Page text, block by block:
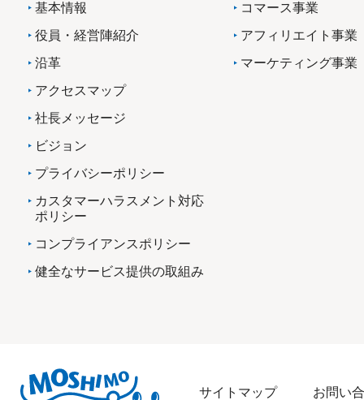
基本情報
役員・経営陣紹介
沿革
アクセスマップ
社長メッセージ
ビジョン
プライバシーポリシー
カスタマーハラスメント対応
ポリシー
コンプライアンスポリシー
健全なサービス提供の取組み
コマース事業
アフィリエイト事業
マーケティング事業
サイトマップ お問い